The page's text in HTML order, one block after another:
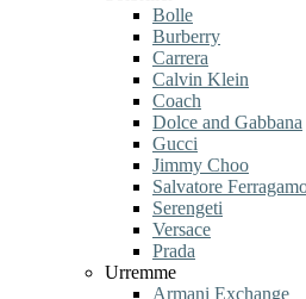
Bolle
Burberry
Carrera
Calvin Klein
Coach
Dolce and Gabbana
Gucci
Jimmy Choo
Salvatore
Serengeti
Versace
Prada
Urremme
Armani Exchange